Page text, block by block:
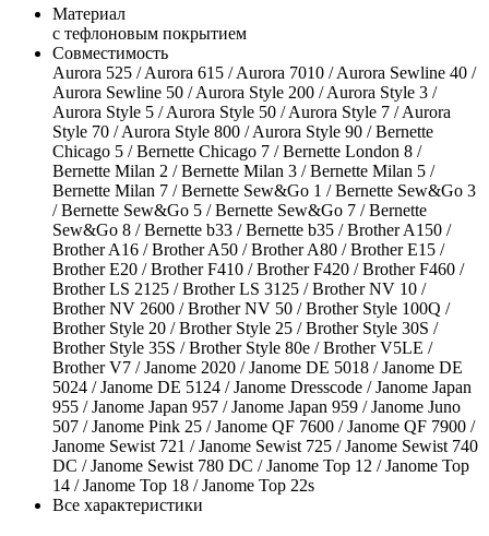
Материал
с тефлоновым покрытием
Совместимость
Aurora 525 / Aurora 615 / Aurora 7010 / Aurora Sewline 40 /
Aurora Sewline 50 / Aurora Style 200 / Aurora Style 3 /
Aurora Style 5 / Aurora Style 50 / Aurora Style 7 / Aurora
Style 70 / Aurora Style 800 / Aurora Style 90 / Bernette
Chicago 5 / Bernette Chicago 7 / Bernette London 8 /
Bernette Milan 2 / Bernette Milan 3 / Bernette Milan 5 /
Bernette Milan 7 / Bernette Sew&Go 1 / Bernette Sew&Go 3
/ Bernette Sew&Go 5 / Bernette Sew&Go 7 / Bernette
Sew&Go 8 / Bernette b33 / Bernette b35 / Brother A150 /
Brother A16 / Brother A50 / Brother A80 / Brother E15 /
Brother E20 / Brother F410 / Brother F420 / Brother F460 /
Brother LS 2125 / Brother LS 3125 / Brother NV 10 /
Brother NV 2600 / Brother NV 50 / Brother Style 100Q /
Brother Style 20 / Brother Style 25 / Brother Style 30S /
Brother Style 35S / Brother Style 80e / Brother V5LE /
Brother V7 / Janome 2020 / Janome DE 5018 / Janome DE
5024 / Janome DE 5124 / Janome Dresscode / Janome Japan
955 / Janome Japan 957 / Janome Japan 959 / Janome Juno
507 / Janome Pink 25 / Janome QF 7600 / Janome QF 7900 /
Janome Sewist 721 / Janome Sewist 725 / Janome Sewist 740
DC / Janome Sewist 780 DC / Janome Top 12 / Janome Top
14 / Janome Top 18 / Janome Top 22s
Все характеристики